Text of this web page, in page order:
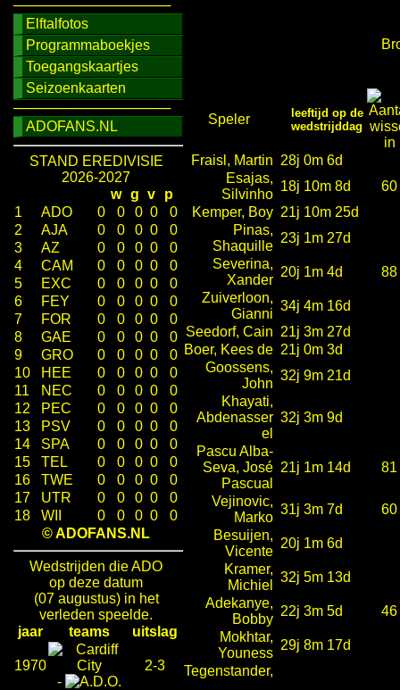
────────────────
Elftalfotos
Programmaboekjes
Toegangskaartjes
Seizoenkaarten
────────────────
ADOFANS.NL
STAND EREDIVISIE
2026-2027
w g v
p
1
ADO 0 0 0 0
0
2
AJA 0 0 0 0
0
3
AZ 0 0 0 0
0
4
CAM 0 0 0 0
0
5
EXC 0 0 0 0
0
6
FEY 0 0 0 0
0
7
FOR 0 0 0 0
0
8
GAE 0 0 0 0
0
9
GRO 0 0 0 0
0
10
HEE 0 0 0 0
0
11
NEC 0 0 0 0
0
12
PEC 0 0 0 0
0
13
PSV 0 0 0 0
0
14
SPA 0 0 0 0
0
15
TEL 0 0 0 0
0
16
TWE 0 0 0 0
0
17
UTR 0 0 0 0
0
18
WII 0 0 0 0
0
© ADOFANS.NL
Wedstrijden die ADO
op deze datum
(07 augustus) in het
verleden speelde.
jaar
teams uitslag
1970
-
2-3
Speler
leeftijd op de
wedstrijddag
Fraisl, Martin 28j 0m 6d
Esajas,
Silvinho
18j 10m 8d
60
Kemper, Boy 21j 10m 25d
Pinas,
Shaquille
23j 1m 27d
Severina,
Xander
20j 1m 4d
88
Zuiverloon,
Gianni
34j 4m 16d
Seedorf, Cain 21j 3m 27d
Boer, Kees de 21j 0m 3d
Goossens,
John
32j 9m 21d
Khayati,
Abdenasser
el
32j 3m 9d
Pascu Alba-
Seva, José
Pascual
21j 1m 14d 81
Vejinovic,
Marko
31j 3m 7d
60
Besuijen,
Vicente
20j 1m 6d
Kramer,
Michiel
32j 5m 13d
Adekanye,
Bobby
22j 3m 5d
46
Mokhtar,
Youness
29j 8m 17d
Tegenstander,